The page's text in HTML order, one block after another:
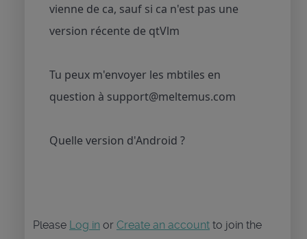
vienne de ca, sauf si ca n'est pas une
version récente de qtVlm
Tu peux m'envoyer les mbtiles en
question à support@meltemus.com
Quelle version d'Android ?
Please Log in or Create an account to join the